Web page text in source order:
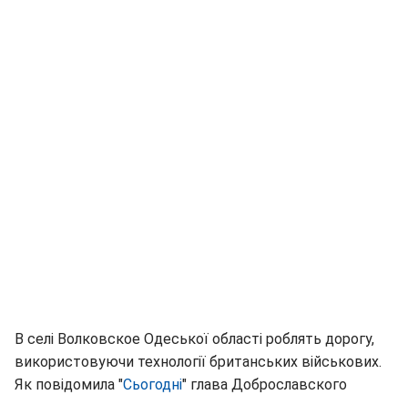
В селі Волковское Одеської області роблять дорогу,
використовуючи технології британських військових.
Як повідомила "Сьогодні" глава Доброславского